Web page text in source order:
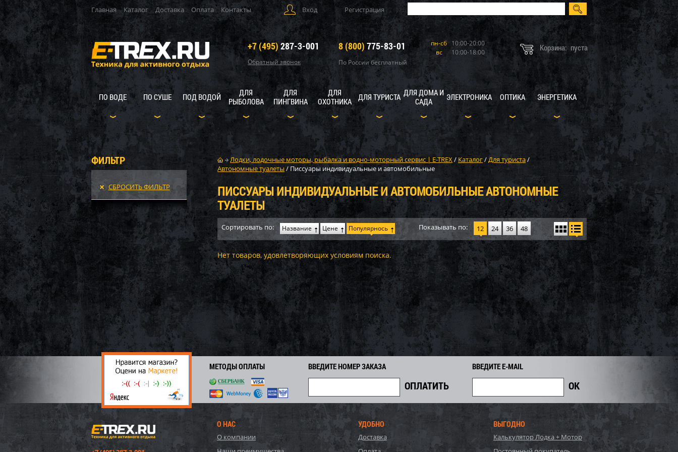
Главная Каталог Доставка Оплата Контакты Вход Регистрация
+7 (495) 287-3-001
Обратный звонок
8 (800) 775-83-01
По России бесплатный
пн-сб 10:00-20:00
вс
10:00-18:00 Корзина: пуста
ПО ВОДЕ ПО СУШЕ ПОД ВОДОЙ
ДЛЯ
РЫБОЛОВА
ДЛЯ
ПИНГВИНА
ДЛЯ
ОХОТНИКА
ДЛЯ ТУРИСТА ДЛЯ ДОМА И
САДА
ЭЛЕКТРОНИКА ОПТИКА ЭНЕРГЕТИКА
ФИЛЬТР
СБРОСИТЬ ФИЛЬТР
Лодки, лодочные моторы, рыбалка и водно-моторный сервис | E-TREX/ Каталог/Для туриста/
Автономные туалеты / Писсуары индивидуальные и автомобильные
ПИССУАРЫ ИНДИВИДУАЛЬНЫЕ И АВТОМОБИЛЬНЫЕ АВТОНОМНЫЕ
ТУАЛЕТЫ
Сортировать по: Название Цене Популярнось Показывать по: 12 24 36 48
Нет товаров, удовлетворяющих условиям поиска.
МЕТОДЫ ОПЛАТЫ ВВЕДИТЕ НОМЕР ЗАКАЗА ВВЕДИТЕ E-MAIL
О НАС
О компании
УДОБНО
Доставка
ВЫГОДНО
Калькулятор Лодка + Мотор